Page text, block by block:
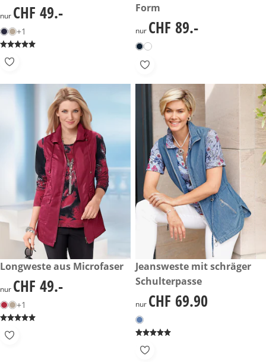
CHF 49.-
nur CHF 49.-
+1
Form
CHF 89.-
nur CHF 89.-
CHF 49.-
Longweste aus Microfaser
CHF 49.-
nur CHF 49.-
+1
CHF 69.90
Jeansweste mit schräger
Schulterpasse
CHF 69.90
nur CHF 69.90